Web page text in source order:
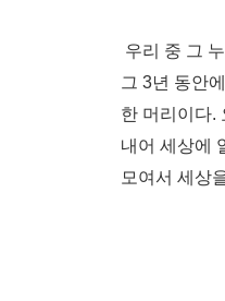
우리 중 그
그 3년 동안
한 머리이다.
내어 세상에
모여서 세상